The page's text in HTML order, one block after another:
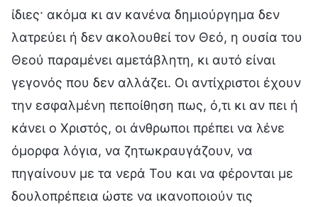
ίδιες· ακόμα κι αν κανένα δημιούργημα δεν
λατρεύει ή δεν ακολουθεί τον Θεό, η ουσία του
Θεού παραμένει αμετάβλητη, κι αυτό είναι
γεγονός που δεν αλλάζει. Οι αντίχριστοι έχουν
την εσφαλμένη πεποίθηση πως, ό,τι κι αν πει ή
κάνει ο Χριστός, οι άνθρωποι πρέπει να λένε
όμορφα λόγια, να ζητωκραυγάζουν, να
πηγαίνουν με τα νερά Του και να φέρονται με
δουλοπρέπεια ώστε να ικανοποιούν τις